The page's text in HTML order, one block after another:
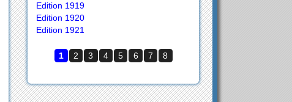
Edition 1919
Edition 1920
Edition 1921
1 2 3 4 5 6 7 8